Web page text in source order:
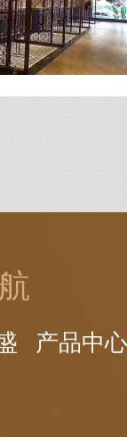
产品中心